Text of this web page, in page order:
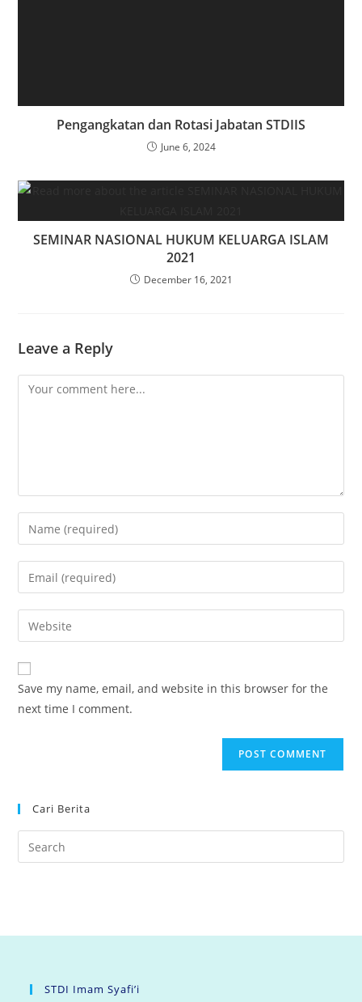
Pengangkatan dan Rotasi Jabatan STDIIS
June 6, 2024
SEMINAR NASIONAL HUKUM KELUARGA ISLAM
2021
December 16, 2021
Leave a Reply
Comment
Enter
your
name
comment
Enter
your
email
address
comment
Enter
your
website
URL
(optional)
Save my name, email, and website in this browser for the
next time I comment.
Cari Berita
STDI Imam Syafi’i